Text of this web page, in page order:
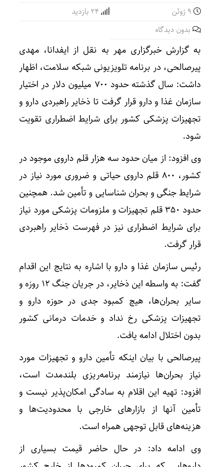
بدون دیدگاه
به گزارش خبرگزاری مهر به نقل از ایفدانا، مهدی
پیرصالحی، در برنامه تلویزیونی شبکه سلامت، اظهار
داشت: سال گذشته حدود ۷۰۰ میلیون دلار در اختیار
سازمان غذا و دارو قرار گرفت تا ذخایر راهبردی دارو و
تجهیزات پزشکی کشور برای شرایط اضطراری تقویت
شود.
وی افزود: از میان حدود سه هزار قلم داروی موجود در
کشور، ۸۰۰ قلم داروی حیاتی و ضروری مورد نیاز در
شرایط جنگی و بحران شناسایی و تأمین شد. همچنین
حدود ۳۵۰ قلم تجهیزات و ملزومات پزشکی مورد نیاز
برای شرایط اضطراری نیز در فهرست ذخایر راهبردی
قرار گرفت.
رئیس سازمان غذا و دارو با اشاره به نتایج این اقدام
گفت: به واسطه این ذخایر، در جریان جنگ ۱۲ روزه و
سایر بحران‌ها، هیچ کمبود جدی در حوزه دارو و
تجهیزات پزشکی رخ نداد و خدمات درمانی کشور
بدون اختلال ادامه یافت.
پیرصالحی با بیان اینکه تأمین دارو و تجهیزات مورد
نیاز بحران‌ها نیازمند برنامه‌ریزی بلندمدت است،
افزود: تهیه این اقلام به سادگی امکان‌پذیر نیست و
تأمین آنها از بازارهای خارجی با محدودیت‌ها و
هزینه‌های قابل توجهی همراه است.
وی ادامه داد: در حال حاضر قیمت بسیاری از